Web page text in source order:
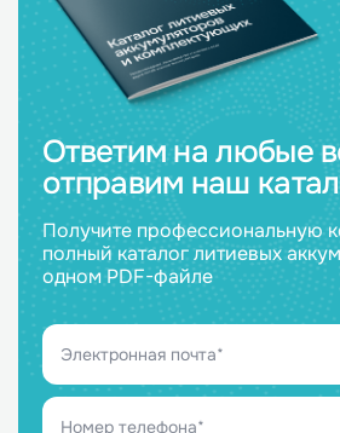
Ответим на любые
отправим наш
Получите профессиональную
полный каталог литиевых
одном PDF-файле